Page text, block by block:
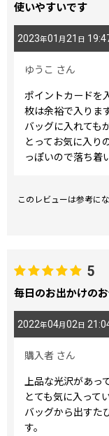
使いやすいです
2023年01 月 21 日
ゆうこ さん
ポイントカードを
枚は余裕で入りま
バッグに入れても
とってお気に入り
っぽいので落ち着
このレビューは参考に
5
毎日のお出かけの
2022年04月02日
購入者 さん
上品な光沢があっ
とても気に入って
バッグから出すた
す。